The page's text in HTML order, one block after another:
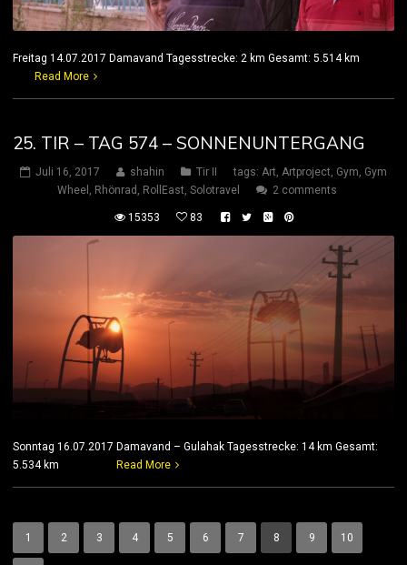
Freitag 14.07.2017 Damavand Tagesstrecke: 2 km Gesamt: 5.514 km
Read More
25. TIR – TAG 574 – SONNENUNTERGANG
Juli 16, 2017 shahin Tir II tags: Art Artproject Gym Gym
Wheel
Rhönrad RollEast Solotravel 2 comments
15353 83
Sonntag 16.07.2017 Damavand – Gulahak Tagesstrecke: 14 km Gesamt:
5.534 km Read More
1 2 3 4 5 6 7 8 9 10